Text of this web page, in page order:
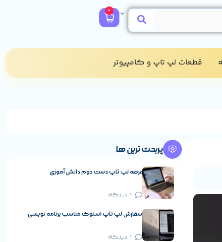
0
قطعات لپ تاپ و کامپیوتر​
پربحث ترین ها
عرضه لپ تاپ دست دوم دانش آموزی
1 دیدگاه
سفارش لپ تاپ استوک مناسب برنامه نویسی
1 دیدگاه